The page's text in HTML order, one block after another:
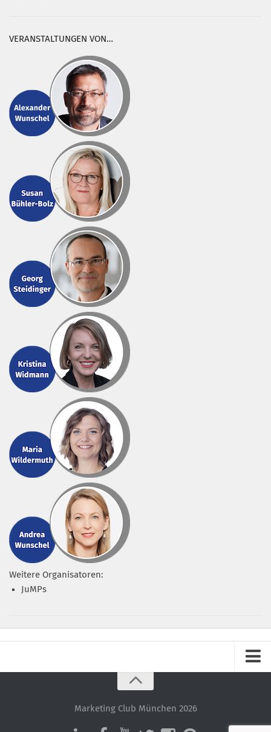
VERANSTALTUNGEN VON…
Weitere Organisatoren:
JuMPs
Datenschutz – ganz einfach!
Datenschutzerklärung
Marketing Club München 2026